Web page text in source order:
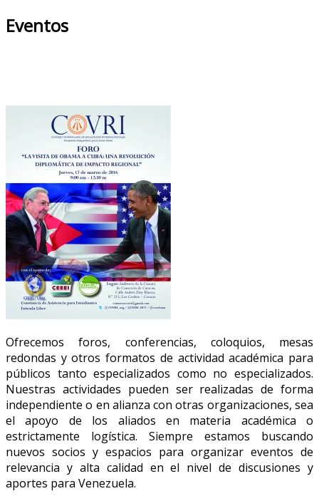
Eventos
Ofrecemos foros, conferencias, coloquios, mesas
redondas y otros formatos de actividad académica para
públicos tanto especializados como no especializados.
Nuestras actividades pueden ser realizadas de forma
independiente o en alianza con otras organizaciones, sea
el apoyo de los aliados en materia académica o
estrictamente logística. Siempre estamos buscando
nuevos socios y espacios para organizar eventos de
relevancia y alta calidad en el nivel de discusiones y
aportes para Venezuela.